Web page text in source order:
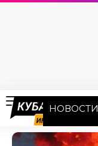
НОВОСТИ